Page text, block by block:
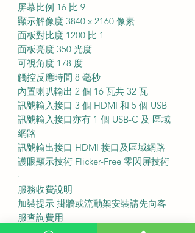
屏幕比例 16 比 9
顯示解像度 3840 x 2160 像素
面板對比度 1200 比 1
面板亮度 350 光度
可視角度 178 度
觸控反應時間 8 毫秒
內置喇叭輸出 2 個 16 瓦共 32 瓦
訊號輸入接口 3 個 HDMI 和 5 個 USB
訊號輸入接口亦有 1 個 USB-C 及 區域
網路
訊號輸出接口 HDMI 接口及區域網路
護眼顯示技術 Flicker-Free 零閃屏技術
·
服務收費說明
加裝提示 掛牆或流動架安裝請先向客
服查詢費用